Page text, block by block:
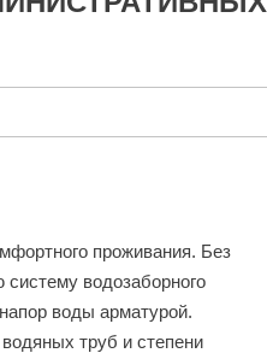
проживания. Без
водозаборного
воды арматурой.
труб и степени